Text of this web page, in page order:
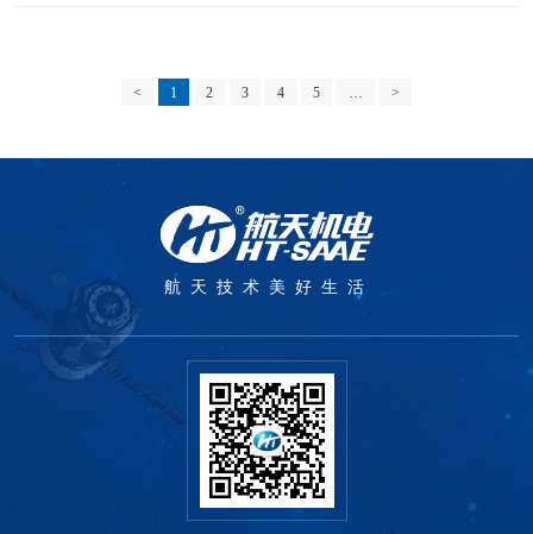
< 1 2 3 4 5 … >
航天技术美好生活